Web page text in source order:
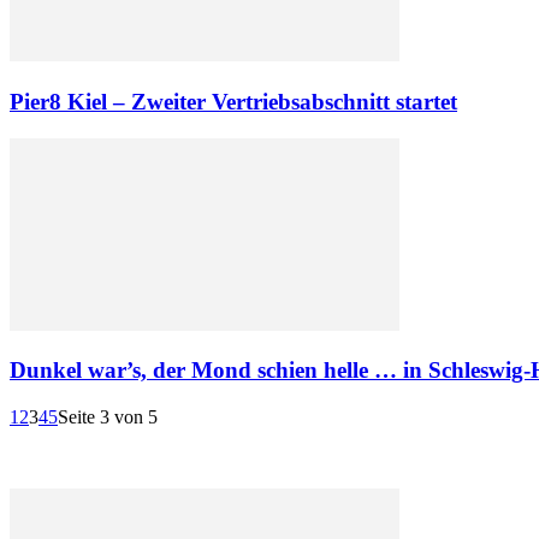
Pier8 Kiel – Zweiter Vertriebsabschnitt startet
Dunkel war’s, der Mond schien helle … in Schleswig-
1 2345Seite 3 von 5